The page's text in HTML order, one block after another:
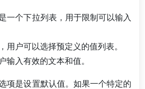
一个下拉列表，用于限制可以输入
用户可以选择预定义的值列表。
输入有效的文本和值。
项是设置默认值。如果一个特定的